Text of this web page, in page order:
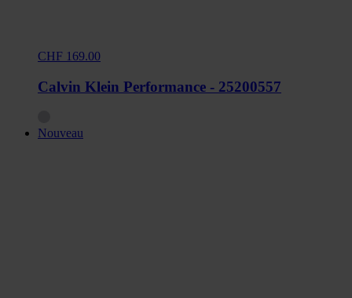
CHF 169.00
Calvin Klein Performance - 25200557
Nouveau